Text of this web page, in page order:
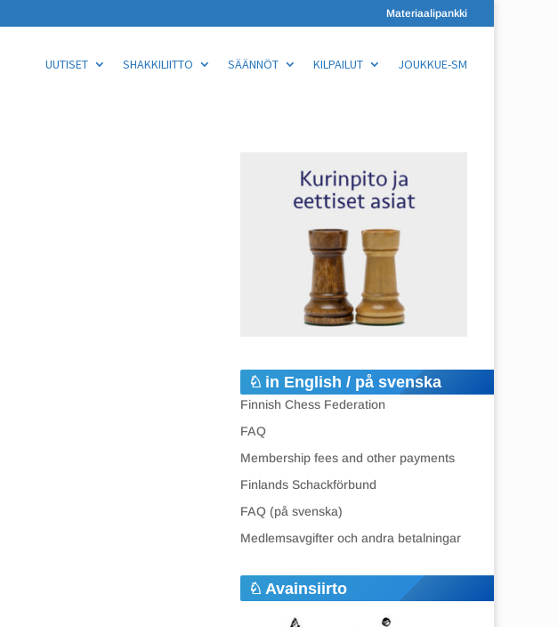
Materiaalipankki
UUTISET SHAKKILIITTO SÄÄNNÖT KILPAILUT JOUKKUE-SM
in English / på svenska
Finnish Chess Federation
FAQ
Membership fees and other payments
Finlands Schackförbund
FAQ (på svenska)
Medlemsavgifter och andra betalningar
Avainsiirto